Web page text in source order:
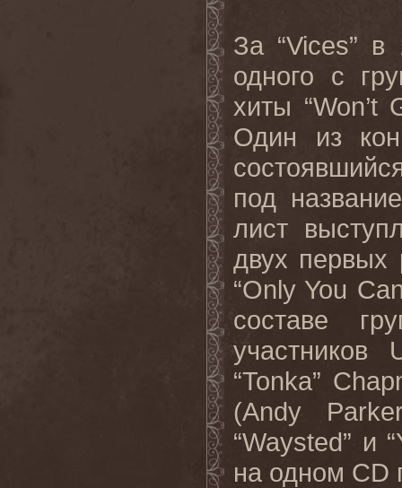
За “Vices” в
одного с
хиты “Won’t
Один из
под
лист
двух первых
“Only You
составе
“Tonka”
(Andy
“Waysted” и
на одном CD